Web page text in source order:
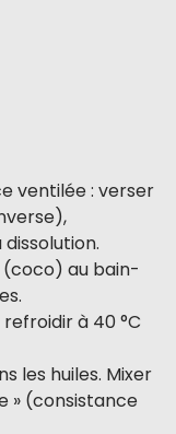
ventilée : verser
(coco) au bain-
à 40 °C
les huiles. Mixer
» (consistance